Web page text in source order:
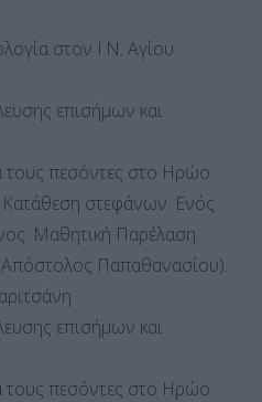
στον Ι.Ν. Αγίου
επισήμων και
τους πεσόντες στο Ηρώο.
στεφάνων. Ενός
Μαθητική Παρέλαση.
Απόστολος Παπαθανασίου).
επισήμων και
τους πεσόντες στο Ηρώο.